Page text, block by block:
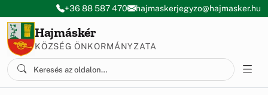
Ugrás a menüre
Ugrás a tartalomra
+36 88 587 470 hajmaskerjegyzo@hajmasker.hu
Hajmáskér
KÖZSÉG ÖNKORMÁNYZATA